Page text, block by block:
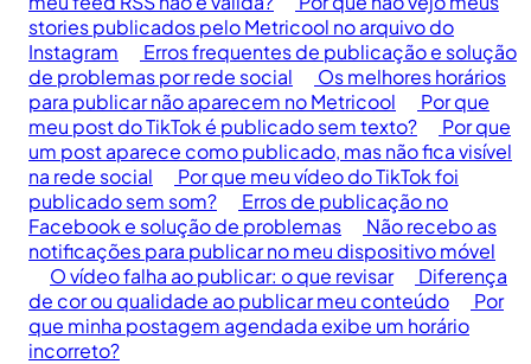
stories publicados pelo Metricool no arquivo do
Instagram
Erros frequentes de publicação e solução
de problemas por rede social
Os melhores horários
para publicar não aparecem no Metricool
Por que
meu post do TikTok é publicado sem texto?
Por que
um post aparece como publicado, mas não fica visível
na rede social
Por que meu vídeo do TikTok foi
publicado sem som?
Erros de publicação no
Facebook e solução de problemas
Não recebo as
notificações para publicar no meu dispositivo móvel
O vídeo falha ao publicar: o que revisar
Diferença
de cor ou qualidade ao publicar meu conteúdo
Por
que minha postagem agendada exibe um horário
incorreto?